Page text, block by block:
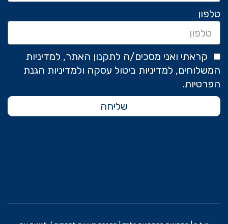
טלפון
קראתי ואני מסכים/ה לתקנון האתר, למדיניות
המשלוחים, למדיניות ביטול עסקה ולמדיניות הגנת
הפרטיות.
שליחה